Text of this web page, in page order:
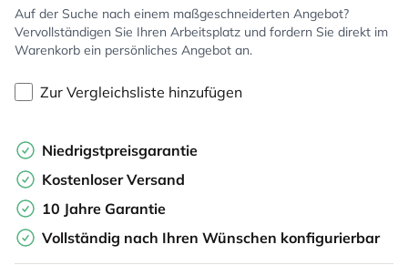
Auf der Suche nach einem maßgeschneiderten Angebot?
Vervollständigen Sie Ihren Arbeitsplatz und fordern Sie direkt im
Warenkorb ein persönliches Angebot an.
Zur Vergleichsliste hinzufügen
Niedrigstpreisgarantie
Kostenloser Versand
10 Jahre Garantie
Vollständig nach Ihren Wünschen konfigurierbar